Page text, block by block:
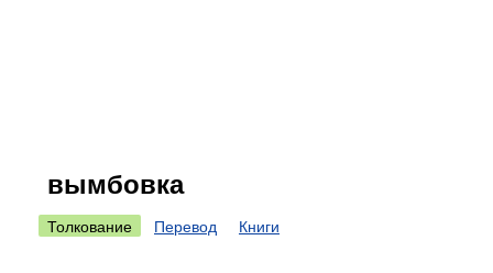
вымбовка
Толкование Перевод Книги